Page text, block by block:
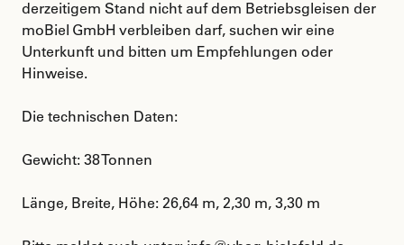
derzeitigem Stand nicht auf dem Betriebsgleisen der
moBiel GmbH verbleiben darf, suchen wir eine
Unterkunft und bitten um Empfehlungen oder
Hinweise.
Die technischen Daten:
Gewicht: 38 Tonnen
Länge, Breite, Höhe: 26,64 m, 2,30 m, 3,30 m